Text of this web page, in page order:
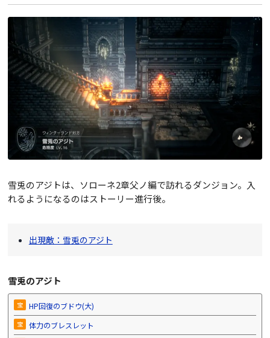
雪兎のアジトは、ソローネ2章父ノ編で訪れるダンジョン。入
れるようになるのはストーリー進行後。
出現敵：雪兎のアジト
雪兎のアジト
宝 HP回復のブドウ(大)
宝 体力のブレスレット